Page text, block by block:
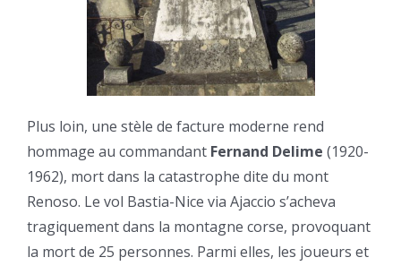
Plus loin, une stèle de facture moderne rend
hommage au commandant Fernand Delime (1920-
1962), mort dans la catastrophe dite du mont
Renoso. Le vol Bastia-Nice via Ajaccio s’acheva
tragiquement dans la montagne corse, provoquant
la mort de 25 personnes. Parmi elles, les joueurs et